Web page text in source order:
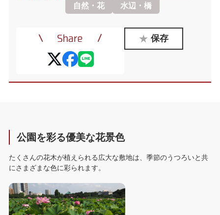
自然・花
水辺・橋
保存
公園を彩る優美な花景色
たくさんの花木が植えられる広大な敷地は、季節のうつろいと共
にさまざまな色に彩られます。